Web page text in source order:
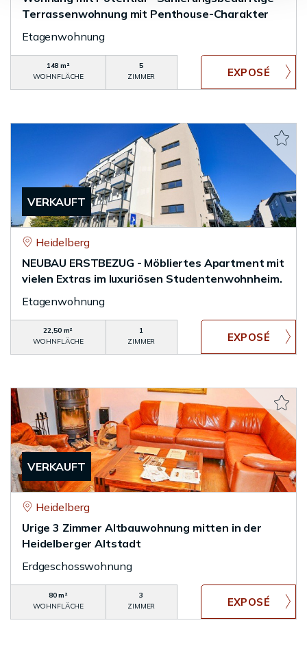
Terrassenwohnung mit Penthouse-Charakter
Etagenwohnung
148 m²
WOHNFLÄCHE
5
ZIMMER
VERKAUFT
Heidelberg
NEUBAU ERSTBEZUG - Möbliertes Apartment mit
vielen Extras im luxuriösen Studentenwohnheim.
Etagenwohnung
22,50 m²
WOHNFLÄCHE
1
ZIMMER
VERKAUFT
Heidelberg
Urige 3 Zimmer Altbauwohnung mitten in der
Heidelberger Altstadt
Erdgeschosswohnung
80 m²
WOHNFLÄCHE
3
ZIMMER